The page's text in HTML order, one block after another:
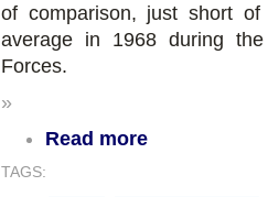
of comparison, just short
average in 1968 during
Forces.
»
Read more
TAGS: